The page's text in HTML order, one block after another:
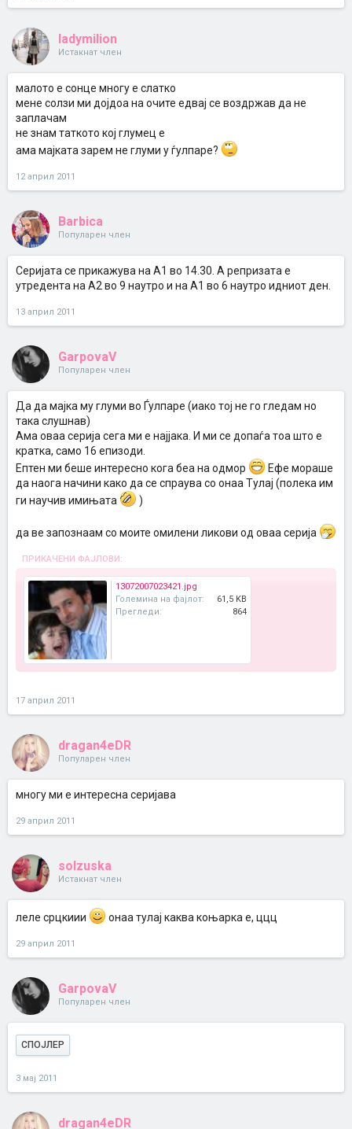
ladymilion
Истакнат член
малото е сонце многу е слатко
мене солзи ми дојдоа на очите едвај се воздржав да не
заплачам
не знам таткото кој глумец е
ама мајката зарем не глуми у ѓулпаре?
12 април 2011
Barbica
Популарен член
Серијата се прикажува на А1 во 14.30. А репризата е
утредента на А2 во 9 наутро и на А1 во 6 наутро идниот ден.
13 април 2011
GarpovaV
Популарен член
Да да мајка му глуми во Ѓулпаре (иако тој не го гледам но
така слушнав)
Ама оваа серија сега ми е најјака. И ми се допаѓа тоа што е
кратка, само 16 епизоди.
Ептен ми беше интересно кога беа на одмор
Ефе мораше
да наога начини како да се спраува со онаа Тулај (полека им
ги научив имињата
)
да ве запознаам со моите омилени ликови од оваа серија
ПРИКАЧЕНИ ФАЈЛОВИ:
13072007023421.jpg
Големина на фајлот:
61,5 KB
Прегледи:
864
17 април 2011
dragan4eDR
Популарен член
многу ми е интересна серијава
29 април 2011
solzuska
Истакнат член
леле срцкиии онаа тулај каква коњарка е, ццц
29 април 2011
GarpovaV
Популарен член
СПОЈЛЕР
3 мај 2011
dragan4eDR